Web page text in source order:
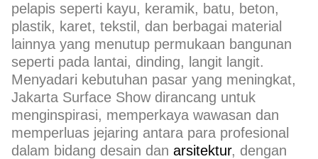
pelapis seperti kayu, keramik, batu, beton,
plastik, karet, tekstil, dan berbagai material
lainnya yang menutup permukaan bangunan
seperti pada lantai, dinding, langit langit.
Menyadari kebutuhan pasar yang meningkat,
Jakarta Surface Show dirancang untuk
menginspirasi, memperkaya wawasan dan
memperluas jejaring antara para profesional
dalam bidang desain dan arsitektur, dengan